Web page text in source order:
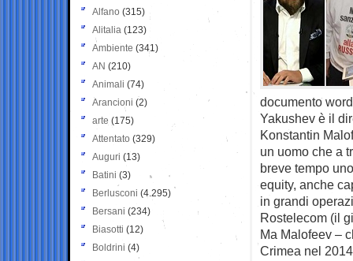
documento
Yakushev è il
Konstantin
un uomo che a
breve tempo
equity, anche
in grandi
Rostelecom (il
Ma Malofeev –
Crimea nel
Alfano (315)
Alitalia (123)
Ambiente (341)
AN (210)
Animali (74)
Arancioni (2)
arte (175)
Attentato (329)
Auguri (13)
Batini (3)
Berlusconi (4.295)
Bersani (234)
Biasotti (12)
Boldrini (4)